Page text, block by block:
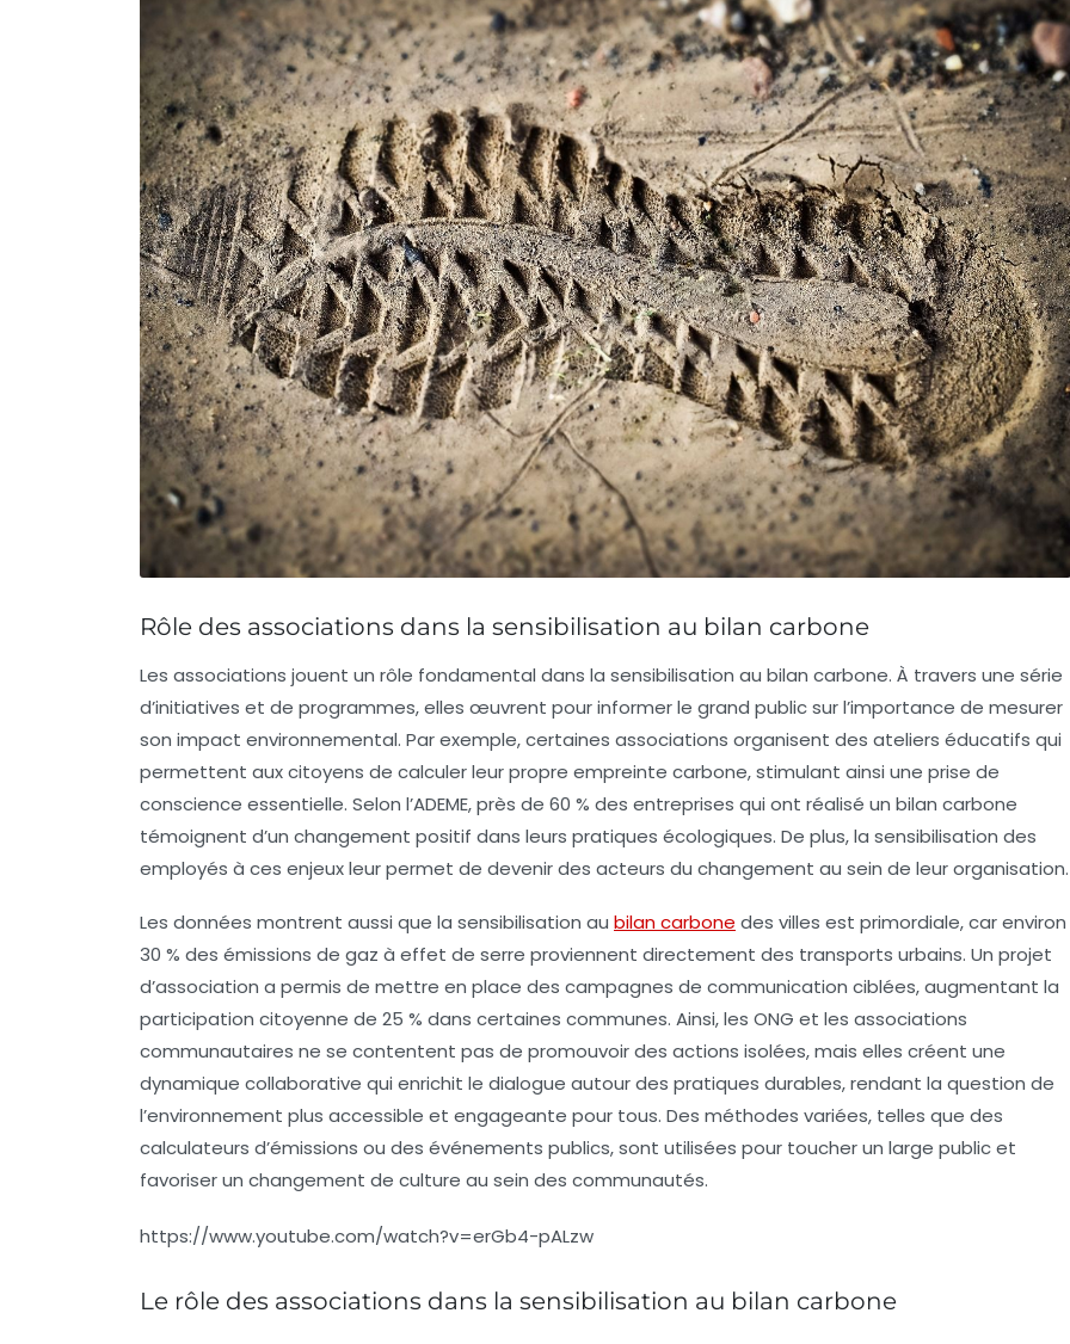
Rôle des associations dans la sensibilisation au bilan carbone
Les associations jouent un rôle fondamental dans la sensibilisation au bilan carbone. À travers une série
d’initiatives et de programmes, elles œuvrent pour informer le grand public sur l’importance de mesurer
son impact environnemental. Par exemple, certaines associations organisent des ateliers éducatifs qui
permettent aux citoyens de calculer leur propre empreinte carbone, stimulant ainsi une prise de
conscience essentielle. Selon l’ADEME, près de 60 % des entreprises qui ont réalisé un bilan carbone
témoignent d’un changement positif dans leurs pratiques écologiques. De plus, la sensibilisation des
employés à ces enjeux leur permet de devenir des acteurs du changement au sein de leur organisation.
Les données montrent aussi que la sensibilisation au bilan carbone des villes est primordiale, car environ
30 % des émissions de gaz à effet de serre proviennent directement des transports urbains. Un projet
d’association a permis de mettre en place des campagnes de communication ciblées, augmentant la
participation citoyenne de 25 % dans certaines communes. Ainsi, les ONG et les associations
communautaires ne se contentent pas de promouvoir des actions isolées, mais elles créent une
dynamique collaborative qui enrichit le dialogue autour des pratiques durables, rendant la question de
l’environnement plus accessible et engageante pour tous. Des méthodes variées, telles que des
calculateurs d’émissions ou des événements publics, sont utilisées pour toucher un large public et
favoriser un changement de culture au sein des communautés.
https://www.youtube.com/watch?v=erGb4-pALzw
Le rôle des associations dans la sensibilisation au bilan carbone